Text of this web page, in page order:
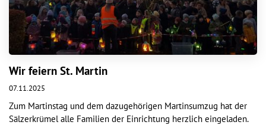
Wir feiern St. Martin
07.11.2025
Zum Martinstag und dem dazugehörigen Martinsumzug hat der
Sälzerkrümel alle Familien der Einrichtung herzlich eingeladen.